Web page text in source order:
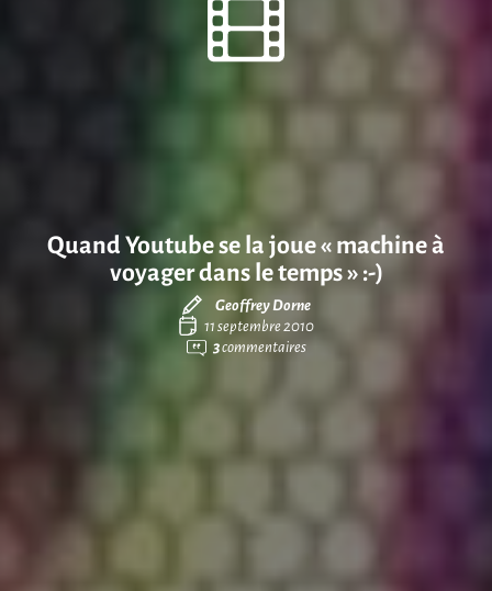
Quand Youtube se la joue « machine à
voyager dans le temps » :-)
Geoffrey Dorne
11 septembre 2010
3commentaires